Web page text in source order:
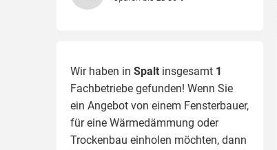
Wir haben in Spalt insgesamt 1
Fachbetriebe gefunden! Wenn Sie
ein Angebot von einem Fensterbauer,
für eine Wärmedämmung oder
Trockenbau einholen möchten, dann